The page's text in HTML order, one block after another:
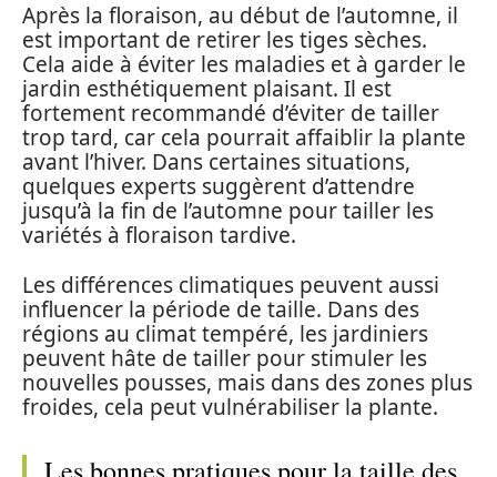
Après la floraison, au début de l’automne, il
est important de retirer les tiges sèches.
Cela aide à éviter les maladies et à garder le
jardin esthétiquement plaisant. Il est
fortement recommandé d’éviter de tailler
trop tard, car cela pourrait affaiblir la plante
avant l’hiver. Dans certaines situations,
quelques experts suggèrent d’attendre
jusqu’à la fin de l’automne pour tailler les
variétés à floraison tardive.
Les différences climatiques peuvent aussi
influencer la période de taille. Dans des
régions au climat tempéré, les jardiniers
peuvent hâte de tailler pour stimuler les
nouvelles pousses, mais dans des zones plus
froides, cela peut vulnérabiliser la plante.
Les bonnes pratiques pour la taille des